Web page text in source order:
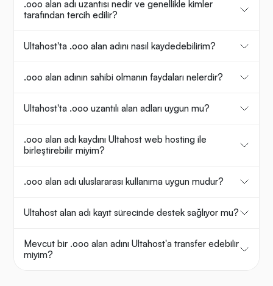
.ooo alan adı uzantısı nedir ve genellikle kimler
tarafından tercih edilir?
Ultahost'ta .ooo alan adını nasıl kaydedebilirim?
.ooo alan adının sahibi olmanın faydaları nelerdir?
Ultahost'ta .ooo uzantılı alan adları uygun mu?
.ooo alan adı kaydını Ultahost web hosting ile
birleştirebilir miyim?
.ooo alan adı uluslararası kullanıma uygun mudur?
Ultahost alan adı kayıt sürecinde destek sağlıyor mu?
Mevcut bir .ooo alan adını Ultahost'a transfer edebilir
miyim?